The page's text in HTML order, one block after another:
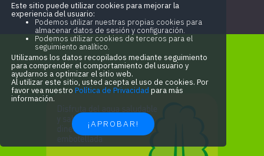
Este sitio puede utilizar cookies para mejorar la
experiencia del usuario:
Podemos utilizar nuestras propias cookies para
almacenar datos de sesión y configuración.
Podemos utilizar cookies de terceros para el
seguimiento analítico.
Utilizamos los datos recopilados mediante seguimiento
para comprender el comportamiento del usuario y
ayudarnos a optimizar el sitio web.
Al utilizar este sitio, usted acepta el uso de cookies. Por
favor vea nuestroPolítica de Privacidad para más
información.
¡APROBAR!